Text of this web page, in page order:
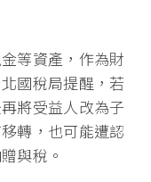
等資產，作為財
國稅局提醒，若
將受益人改為子
轉，也可能遭認
與稅。